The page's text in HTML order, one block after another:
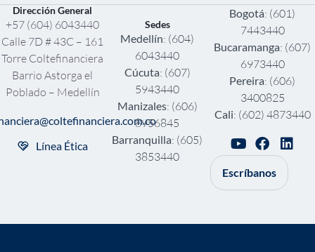
Dirección General
+57 (604) 6043440
Calle 7D # 43C – 161
Torre Coltefinanciera
Barrio Astorga el
Poblado – Medellín
Línea Ética
Sedes
Medellín: (604)
6043440
Cúcuta: (607)
5943440
Manizales: (606)
8956845
Barranquilla: (605)
3853440
Bogotá: (601)
7443440
Bucaramanga: (607)
6973440
Pereira: (606)
3400825
Cali: (602) 4873440
Escríbanos